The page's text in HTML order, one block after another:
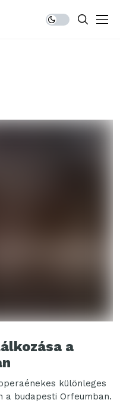
a
különleges
budapesti Orfeumban.